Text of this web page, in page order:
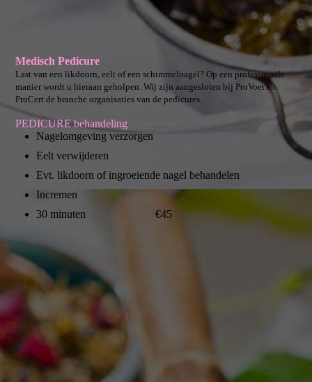
Medisch Pedicure
Last van een likdoorn, eelt of een schimmelnagel? Op een professionele
manier wordt u hieraan geholpen. Wij zijn aangesloten bij ProVoet en
ProCert de branche organisaties van de pedicures.
PEDICURE behandeling
Nagelomgeving verzorgen
Eelt verwijderen
Evt. likdoorn of ingroeiende nagel behandelen
Incremen
30 minuten €45